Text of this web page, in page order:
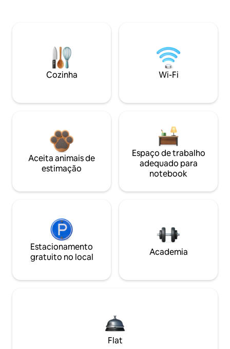
Cozinha Wi-Fi
Aceita animais de
estimação
Espaço de trabalho
adequado para
notebook
Estacionamento
gratuito no local
Academia
Flat